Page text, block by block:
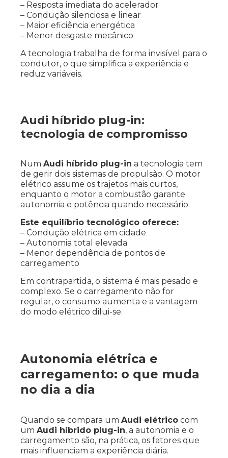
– Resposta imediata do acelerador
– Condução silenciosa e linear
– Maior eficiência energética
– Menor desgaste mecânico
A tecnologia trabalha de forma invisível para o
condutor, o que simplifica a experiência e
reduz variáveis.
Audi híbrido plug-in:
tecnologia de compromisso
Num Audi híbrido plug-in a tecnologia tem
de gerir dois sistemas de propulsão. O motor
elétrico assume os trajetos mais curtos,
enquanto o motor a combustão garante
autonomia e potência quando necessário.
Este equilíbrio tecnológico oferece:
– Condução elétrica em cidade
– Autonomia total elevada
– Menor dependência de pontos de
carregamento
Em contrapartida, o sistema é mais pesado e
complexo. Se o carregamento não for
regular, o consumo aumenta e a vantagem
do modo elétrico dilui-se.
Autonomia elétrica e
carregamento: o que muda
no dia a dia
Quando se compara um Audi elétrico com
um Audi híbrido plug-in, a autonomia e o
carregamento são, na prática, os fatores que
mais influenciam a experiência diária.